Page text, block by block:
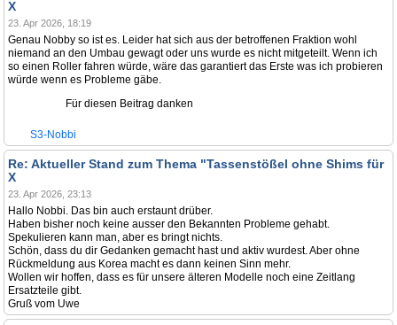
X
23. Apr 2026, 18:19
Genau Nobby so ist es. Leider hat sich aus der betroffenen Fraktion wohl
niemand an den Umbau gewagt oder uns wurde es nicht mitgeteilt. Wenn ich
so einen Roller fahren würde, wäre das garantiert das Erste was ich probieren
würde wenn es Probleme gäbe.
Für diesen Beitrag danken
S3-Nobbi
Re: Aktueller Stand zum Thema "Tassenstößel ohne Shims für
X
23. Apr 2026, 23:13
Hallo Nobbi. Das bin auch erstaunt drüber.
Haben bisher noch keine ausser den Bekannten Probleme gehabt.
Spekulieren kann man, aber es bringt nichts.
Schön, dass du dir Gedanken gemacht hast und aktiv wurdest. Aber ohne
Rückmeldung aus Korea macht es dann keinen Sinn mehr.
Wollen wir hoffen, dass es für unsere älteren Modelle noch eine Zeitlang
Ersatzteile gibt.
Gruß vom Uwe